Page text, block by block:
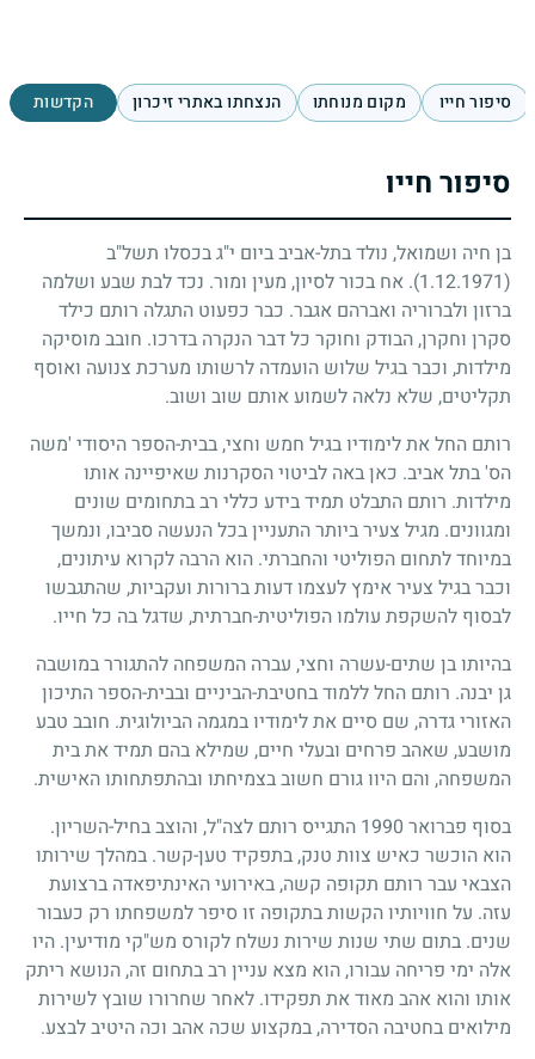
סיפור חייו מקום מנוחתו הנצחתו באתרי זיכרון הקדשות
סיפור חייו
בן חיה ושמואל, נולד בתל-אביב ביום י"ג בכסלו תשל"ב
(1.12.1971)
. אח בכור לסיון, מעין ומור. נכד לבת שבע ושלמה
ברזון ולברוריה ואברהם אגבר. כבר כפעוט התגלה רותם כילד
סקרן וחקרן, הבודק וחוקר כל דבר הנקרה בדרכו. חובב מוסיקה
מילדות, וכבר בגיל שלוש הועמדה לרשותו מערכת צנועה ואוסף
תקליטים, שלא נלאה לשמוע אותם שוב ושוב.
רותם החל את לימודיו בגיל חמש וחצי, בבית-הספר היסודי 'משה
הס' בתל אביב. כאן באה לביטוי הסקרנות שאיפיינה אותו
מילדות. רותם התבלט תמיד בידע כללי רב בתחומים שונים
ומגוונים. מגיל צעיר ביותר התעניין בכל הנעשה סביבו, ונמשך
במיוחד לתחום הפוליטי והחברתי. הוא הרבה לקרוא עיתונים,
וכבר בגיל צעיר אימץ לעצמו דעות ברורות ועקביות, שהתגבשו
לבסוף להשקפת עולמו הפוליטית-חברתית, שדגל בה כל חייו.
בהיותו בן שתים-עשרה וחצי, עברה המשפחה להתגורר במושבה
גן יבנה. רותם החל ללמוד בחטיבת-הביניים ובבית-הספר התיכון
האזורי גדרה, שם סיים את לימודיו במגמה הביולוגית. חובב טבע
מושבע, שאהב פרחים ובעלי חיים, שמילא בהם תמיד את בית
המשפחה, והם היוו גורם חשוב בצמיחתו ובהתפתחותו האישית.
בסוף פברואר 1990 התגייס רותם לצה"ל, והוצב בחיל-השריון.
הוא הוכשר כאיש צוות טנק, בתפקיד טען-קשר. במהלך שירותו
הצבאי עבר רותם תקופה קשה, באירועי האינתיפאדה ברצועת
עזה. על חוויותיו הקשות בתקופה זו סיפר למשפחתו רק כעבור
שנים. בתום שתי שנות שירות נשלח לקורס מש"קי מודיעין. היו
אלה ימי פריחה עבורו, הוא מצא עניין רב בתחום זה, הנושא ריתק
אותו והוא אהב מאוד את תפקידו. לאחר שחרורו שובץ לשירות
מילואים בחטיבה הסדירה, במקצוע שכה אהב וכה היטיב לבצע.